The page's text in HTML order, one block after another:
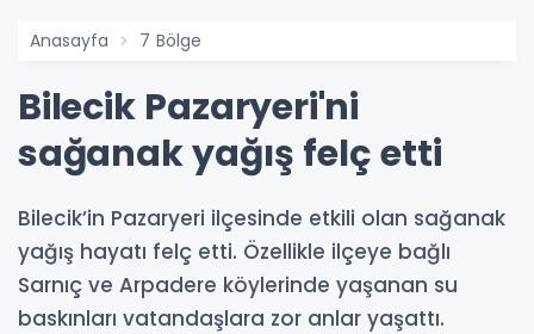
Anasayfa 7 Bölge
Bilecik Pazaryeri'ni
sağanak yağış felç etti
Bilecik’in Pazaryeri ilçesinde etkili olan sağanak
yağış hayatı felç etti. Özellikle ilçeye bağlı
Sarnıç ve Arpadere köylerinde yaşanan su
baskınları vatandaşlara zor anlar yaşattı.